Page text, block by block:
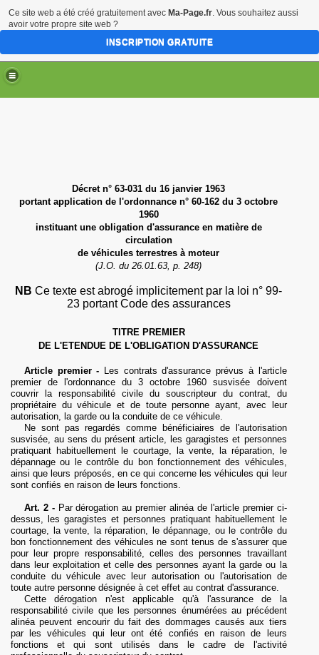
Décret n° 63-031 du 16 janvier 1963
portantapplication de l'ordonnance n° 60-162 du 3 octobre
1960
instituant une obligation d'assurance en matière de
circulation
de véhicules terrestres à moteur
(J.O. du 26.01.63, p. 248)
NBCe texte est abrogé implicitement par la loi n° 99-
23 portant Code des assurances
TITRE PREMIER
DE L'ETENDUE DE L'OBLIGATION D'ASSURANCE
Article premier - Les contrats d'assurance prévus à l'article
premier de l'ordonnance du 3 octobre 1960 susvisée doivent
couvrir la responsabilité civile du souscripteur du contrat, du
propriétaire du véhicule et de toute personne ayant, avec leur
autorisation, la garde ou la conduite de ce véhicule.
Ne sont pas regardés comme bénéficiaires de l'autorisation
susvisée, au sens du présent article, les garagistes et personnes
pratiquant habituellement le courtage, la vente, la réparation, le
dépannage ou le contrôle du bon fonctionnement des véhicules,
ainsi que leurs préposés, en ce qui concerne les véhicules qui leur
sont confiés en raison de leurs fonctions.
Art. 2 -Par dérogation au premier alinéa de l'article premier ci-
dessus, les garagistes et personnes pratiquant habituellement le
courtage, la vente, la réparation, le dépannage, ou le contrôle du
bon fonctionnement des véhicules ne sont tenus de s'assurer que
pour leur propre responsabilité, celles des personnes travaillant
dans leur exploitation et celle des personnes ayant la garde ou la
conduite du véhicule avec leur autorisation ou l'autorisation de
toute autre personne désignée à cet effet au contrat d'assurance.
Cette dérogation n'est applicable qu'à l'assurance de la
responsabilité civile que les personnes énumérées au précédent
alinéa peuvent encourir du fait des dommages causés aux tiers
par les véhicules qui leur ont été confiés en raison de leurs
fonctions et qui sont utilisés dans le cadre de l'activité
Ce site web a été créé gratuitement avec Ma-Page.fr. Vous souhaitez aussi
avoir votre propre site web ?
INSCRIPTION GRATUITE